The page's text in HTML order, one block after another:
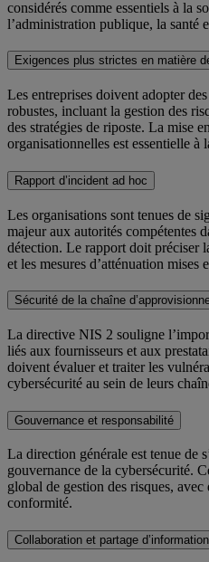
considérés comme essentiels à la
l’administration publique, la santé
Exigences plus strictes en matière
Les entreprises doivent adopter
robustes, incluant la gestion des
des stratégies de riposte. La mise
organisationnelles est essentielle à
Rapport d’incident ad hoc
Les organisations sont tenues de
majeur aux autorités compétentes
détection. Le rapport doit préciser
et les mesures d’atténuation mises
Sécurité de la chaîne
La directive NIS 2 souligne
liés aux fournisseurs et aux
doivent évaluer et traiter les
cybersécurité au sein de leurs
Gouvernance et responsabilité
La direction générale est tenue de
gouvernance de la cybersécurité.
global de gestion des risques,
conformité.
Collaboration et partage